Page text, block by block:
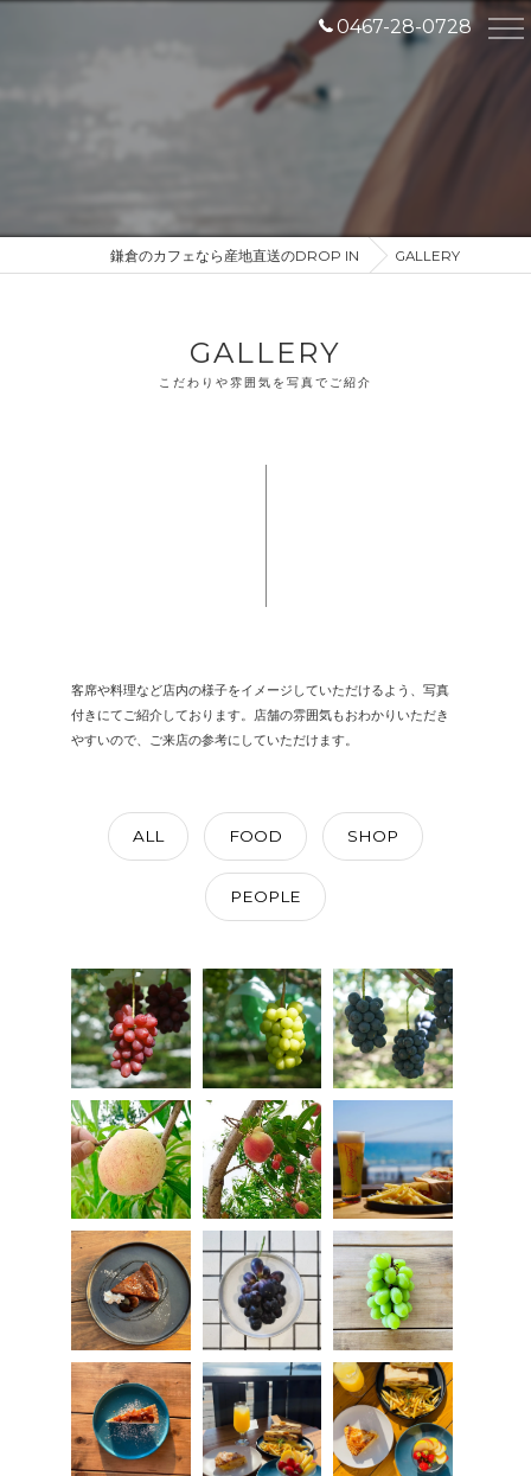
0467-28-0728
鎌倉のカフェなら産地直送のDROP IN GALLERY
GALLERY
こだわりや雰囲気を写真でご紹介
客席や料理など店内の様子をイメージしていただけるよう、写真
付きにてご紹介しております。店舗の雰囲気もおわかりいただき
やすいので、ご来店の参考にしていただけます。
ALL FOOD SHOP
PEOPLE